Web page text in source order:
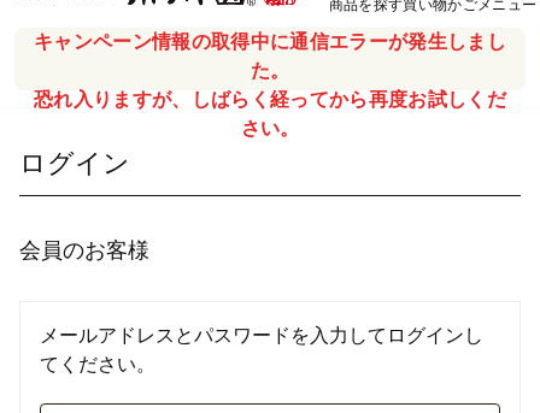
キャンペーン情報の取得中に通信エラーが発生しまし
た。
恐れ入りますが、しばらく経ってから再度お試しくだ
さい。
商品を探す買い物かごメニュー
ログイン
会員のお客様
メールアドレスとパスワードを入力してログインし
てください。